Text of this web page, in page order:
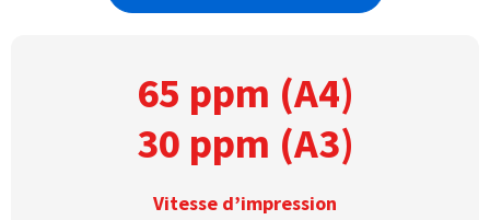
65 ppm (A4)
30 ppm (A3)
Vitesse d’impression